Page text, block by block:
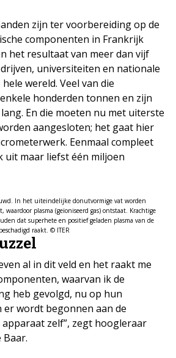
zijn ter voorbereiding op de
componenten in Frankrijk
het resultaat van meer dan vijf
universiteiten en nationale
wereld. Veel van die
honderden tonnen en zijn
En die moeten nu met uiterste
aangesloten; het gaat hier
Eenmaal compleet
uit maar liefst één miljoen
In het uiteindelijke donutvormige vat worden
waardoor plasma (geïoniseerd gas) ontstaat. Krachtige
dat superhete en positief geladen plasma van de
raakt. © ITER
al in dit veld en het raakt me
waarvan ik de
heb gevolgd, nu op hun
er wordt begonnen aan de
zelf”, zegt hoogleraar